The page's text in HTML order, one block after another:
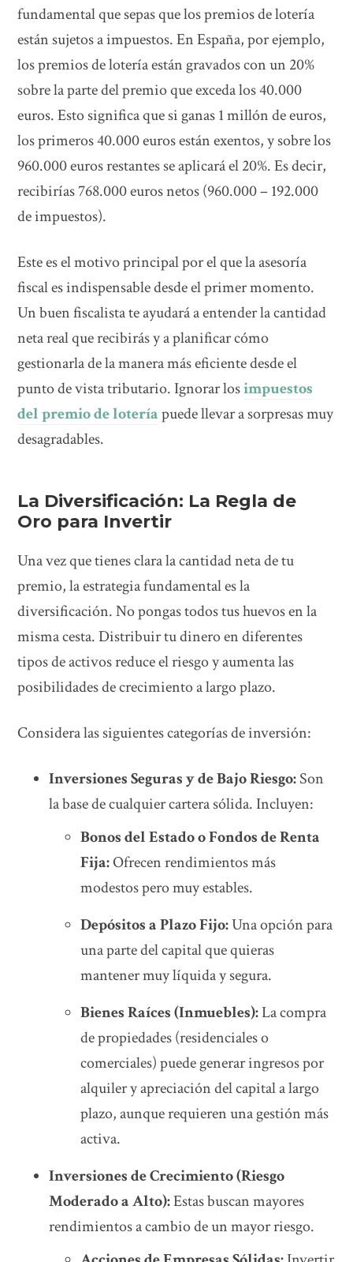
fundamental que sepas que los premios de lotería
están sujetos a impuestos. En España, por ejemplo,
los premios de lotería están gravados con un 20%
sobre la parte del premio que exceda los 40.000
euros. Esto significa que si ganas 1 millón de euros,
los primeros 40.000 euros están exentos, y sobre los
960.000 euros restantes se aplicará el 20%. Es decir,
recibirías 768.000 euros netos (960.000 – 192.000
de impuestos).
Este es el motivo principal por el que la asesoría
fiscal es indispensable desde el primer momento.
Un buen fiscalista te ayudará a entender la cantidad
neta real que recibirás y a planificar cómo
gestionarla de la manera más eficiente desde el
punto de vista tributario. Ignorar losimpuestos
del premio de loteríapuede llevar a sorpresas muy
desagradables.
La Diversificación: La Regla de
Oro para Invertir
Una vez que tienes clara la cantidad neta de tu
premio, la estrategia fundamental es la
diversificación. No pongas todos tus huevos en la
misma cesta. Distribuir tu dinero en diferentes
tipos de activos reduce el riesgo y aumenta las
posibilidades de crecimiento a largo plazo.
Considera las siguientes categorías de inversión:
Inversiones Seguras y de Bajo Riesgo:Son
la base de cualquier cartera sólida. Incluyen:
Bonos del Estado o Fondos de Renta
Fija:Ofrecen rendimientos más
modestos pero muy estables.
Depósitos a Plazo Fijo:Una opción para
una parte del capital que quieras
mantener muy líquida y segura.
Bienes Raíces (Inmuebles):La compra
de propiedades (residenciales o
comerciales) puede generar ingresos por
alquiler y apreciación del capital a largo
plazo, aunque requieren una gestión más
activa.
Inversiones de Crecimiento (Riesgo
Moderado a Alto):Estas buscan mayores
rendimientos a cambio de un mayor riesgo.